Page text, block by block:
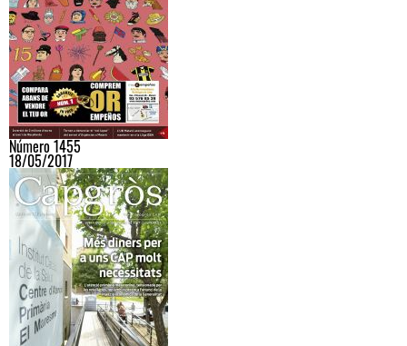
Número 1455
18/05/2017